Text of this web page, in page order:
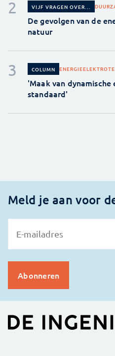
VIJF VRAGEN OVER...
De gevolgen van de
natuur
COLUMN ENERGIE
'Maak van
standaard'
Meld je aan voor